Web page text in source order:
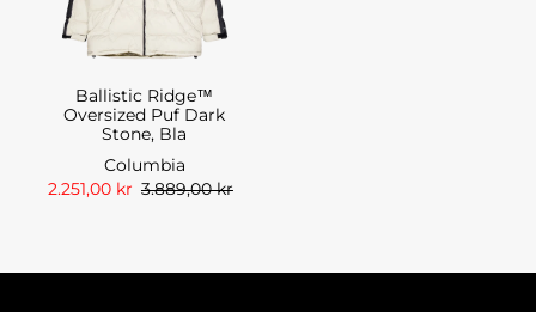
Ballistic Ridge™
Oversized Puf Dark
Stone, Bla
Columbia
2.251,00 kr 3.889,00 kr